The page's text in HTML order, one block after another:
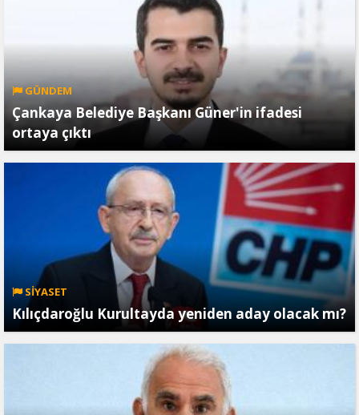
GÜNDEM
Çankaya Belediye Başkanı Güner'in ifadesi
ortaya çıktı
SİYASET
Kılıçdaroğlu Kurultayda yeniden aday olacak mı?